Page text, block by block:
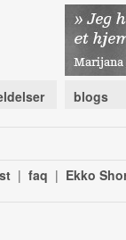
blogs
| faq | Ekko